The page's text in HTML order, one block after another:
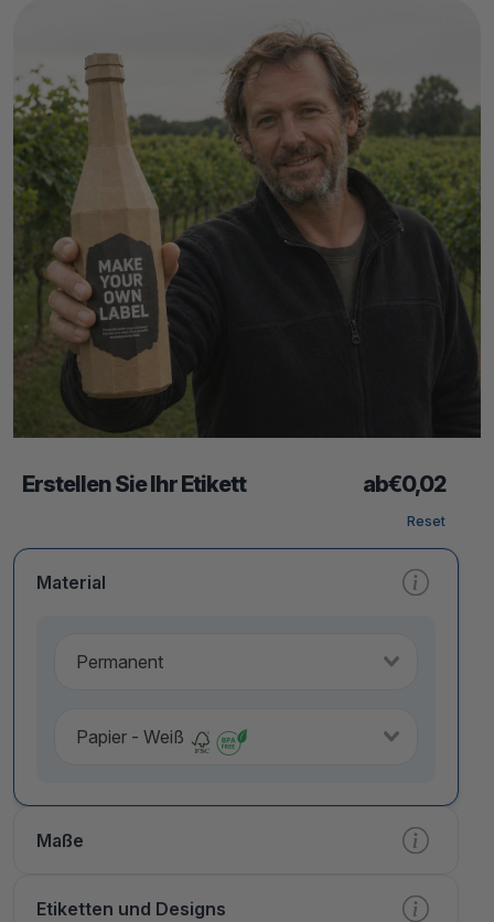
Erstellen Sie Ihr Etikett ab€0,02
Reset
Material
Permanent
Papier - Weiß
Maße
Etiketten und Designs